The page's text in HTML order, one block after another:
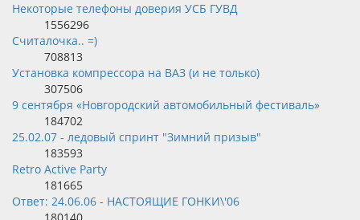
Некоторые телефоны доверия УСБ ГУВД
1556296
Считалочка.. =)
708813
Установка компрессора на ВАЗ (и не только)
307506
9 сентября «Новгородский автомобильный фестиваль»
184702
25.02.07 - ледовый спринт "Зимний призыв"
183593
Retro Active Party
181665
Ответ: 24.06.06 - НАСТОЯЩИЕ ГОНКИ\'06